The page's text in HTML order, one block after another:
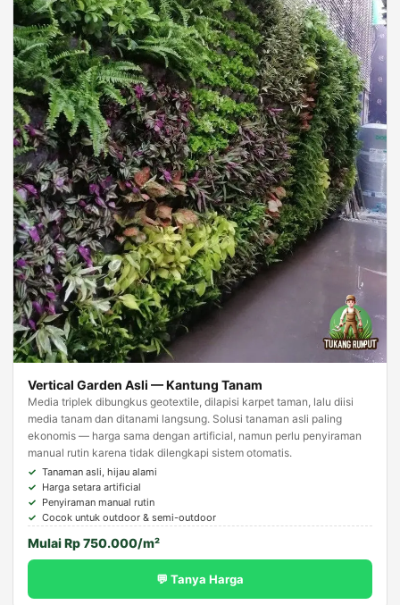
Vertical Garden Asli — Kantung Tanam
Media triplek dibungkus geotextile, dilapisi karpet taman, lalu diisi
media tanam dan ditanami langsung. Solusi tanaman asli paling
ekonomis — harga sama dengan artificial, namun perlu penyiraman
manual rutin karena tidak dilengkapi sistem otomatis.
Tanaman asli, hijau alami
Harga setara artificial
Penyiraman manual rutin
Cocok untuk outdoor & semi-outdoor
Mulai Rp 750.000/m²
💬 Tanya Harga